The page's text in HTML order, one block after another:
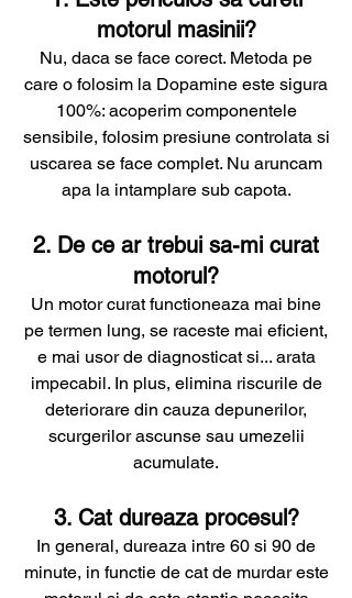
motorul masinii?
Nu, daca se face corect. Metoda pe
care o folosim la Dopamine este sigura
100%: acoperim componentele
sensibile, folosim presiune controlata si
uscarea se face complet. Nu aruncam
apa la intamplare sub capota.
2. De ce ar trebui sa-mi curat
motorul?
Un motor curat functioneaza mai bine
pe termen lung, se raceste mai eficient,
e mai usor de diagnosticat si... arata
impecabil. In plus, elimina riscurile de
deteriorare din cauza depunerilor,
scurgerilor ascunse sau umezelii
acumulate.
3. Cat dureaza procesul?
In general, dureaza intre 60 si 90 de
minute, in functie de cat de murdar este